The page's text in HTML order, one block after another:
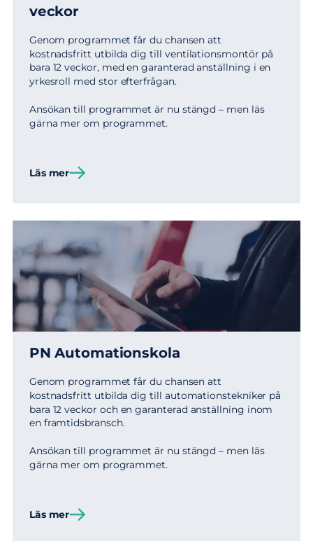
veckor
Genom programmet får du chansen att
kostnadsfritt utbilda dig till ventilationsmontör på
bara 12 veckor, med en garanterad anställning i en
yrkesroll med stor efterfrågan.
Ansökan till programmet är nu stängd – men läs
gärna mer om programmet.
Läs mer
PN Automationskola
Genom programmet får du chansen att
kostnadsfritt utbilda dig till automationstekniker på
bara 12 veckor och en garanterad anställning inom
en framtidsbransch.
Ansökan till programmet är nu stängd – men läs
gärna mer om programmet.
Läs mer